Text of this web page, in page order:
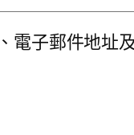
電子郵件地址